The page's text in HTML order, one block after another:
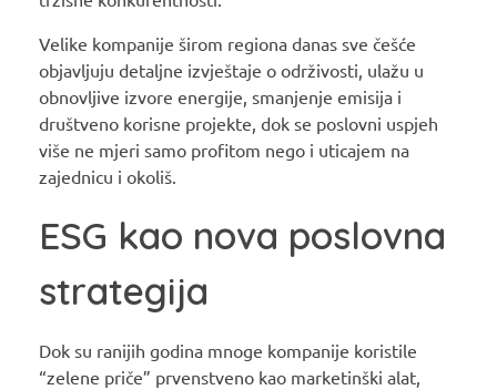
Velike kompanije širom regiona danas sve češće
objavljuju detaljne izvještaje o održivosti, ulažu u
obnovljive izvore energije, smanjenje emisija i
društveno korisne projekte, dok se poslovni uspjeh
više ne mjeri samo profitom nego i uticajem na
zajednicu i okoliš.
ESG kao nova poslovna
strategija
Dok su ranijih godina mnoge kompanije koristile
“zelene priče” prvenstveno kao marketinški alat,